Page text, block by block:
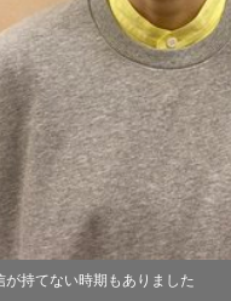
が持てない時期もありました